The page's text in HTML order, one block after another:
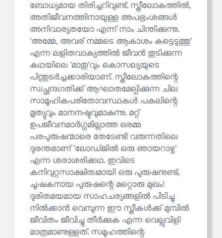
ബോധ്യമായ തിരിച്ചറിവുണ്ട്. സ്ത്രീലോകത്തിൽ,
അതിജീവനത്തിനായുള്ള അപഭ്രംശങ്ങൾ
അനിവാര്യതയോ എന്ന് നാം ചിന്തിക്കുന്നു.
'അമ്മേ, അവര് നമ്മടെ ആകാശം കട്ടെടുത്തു'
എന്ന ലളിതവാക്യത്തിൽ ജീവൻ തുടിക്കുന്ന
കഥയിലെ 'മാതു'വും കൊസല്യയുടെ
പിന്തുടർച്ചക്കാരിയാണ്. സ്ത്രീലോകത്തിന്റെ
സ്വച്ഛന്ദഗതിക്ക് ആഘാതമേല്പിക്കുന്ന ചില
സാമൂഹികപരിതോവസ്ഥകൾ പകലിന്റെ
മൃത്യുവും മാനനഷ്ടവുമാകുന്നു. മറ്റ്
ഉപജീവനമാർഗ്ഗമില്ലാത്ത ഒരമ്മ
പരപുരുഷന്മാരെ തേടേണ്ടി വരുന്നതിലെ
ദുരന്തമാണ് 'ലോഡ്ജിൽ ഒരു ഞായറാഴ്ച'
എന്ന ശരാശരിക്കഥ. ഇവിടെ
കനിവുറ്റസാക്ഷിത്വമായി ഒരു പുരുഷനുണ്ട്;
ചൂഷകനായ പുരുഷന്റെ മറ്റൊരു മുഖം!
ദുരിതമയമായ സാഹചര്യങ്ങളിൽ പിടിച്ചു
നിൽക്കാൻ വെമ്പുന്ന ഈ സ്ത്രീകൾക്ക് മുമ്പിൽ
ജീവിതം ജീവിച്ചു തീർക്കുക എന്ന വെല്ലുവിളി
മാത്രമാണുള്ളത്. സമൂഹത്തിന്റെ